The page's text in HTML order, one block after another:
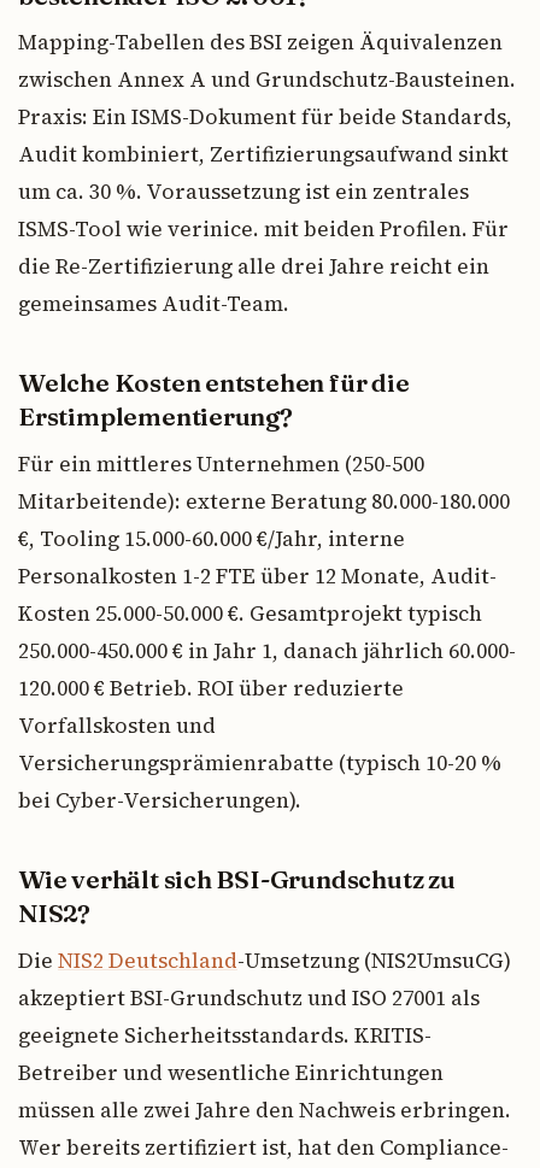
Mapping-Tabellen des BSI zeigen Äquivalenzen
zwischen Annex A und Grundschutz-Bausteinen.
Praxis: Ein ISMS-Dokument für beide Standards,
Audit kombiniert, Zertifizierungsaufwand sinkt
um ca. 30 %. Voraussetzung ist ein zentrales
ISMS-Tool wie verinice. mit beiden Profilen. Für
die Re-Zertifizierung alle drei Jahre reicht ein
gemeinsames Audit-Team.
Welche Kosten entstehen für die
Erstimplementierung?
Für ein mittleres Unternehmen (250-500
Mitarbeitende): externe Beratung 80.000-180.000
€, Tooling 15.000-60.000 €/Jahr, interne
Personalkosten 1-2 FTE über 12 Monate, Audit-
Kosten 25.000-50.000 €. Gesamtprojekt typisch
250.000-450.000 € in Jahr 1, danach jährlich 60.000-
120.000 € Betrieb. ROI über reduzierte
Vorfallskosten und
Versicherungsprämienrabatte (typisch 10-20 %
bei Cyber-Versicherungen).
Wie verhält sich BSI-Grundschutz zu
NIS2?
Die NIS2 Deutschland-Umsetzung (NIS2UmsuCG)
akzeptiert BSI-Grundschutz und ISO 27001 als
geeignete Sicherheitsstandards. KRITIS-
Betreiber und wesentliche Einrichtungen
müssen alle zwei Jahre den Nachweis erbringen.
Wer bereits zertifiziert ist, hat den Compliance-